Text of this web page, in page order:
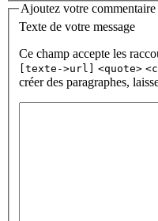
Ajoutez votre
Texte de votre message
Ce champ accepte les
[texte->url]
<quote>
créer des paragraphes,